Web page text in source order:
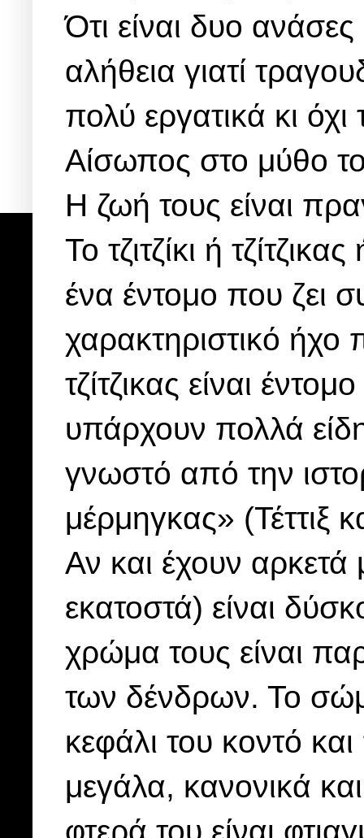
Ότι είναι δυο ανάσες
αλήθεια γιατί
πολύ εργατικά κι
Αίσωπος στο μύθο
Η ζωή τους είναι
Το τζιτζίκι ή
ένα έντομο που ζει
χαρακτηριστικό
τζίτζικας είναι
υπάρχουν πολλά
γνωστό από την
μέρμηγκας» (Τέττιξ
Αν και έχουν αρκετά
εκατοστά) είναι
χρώμα τους είναι
των δένδρων. Το
κεφάλι του κοντό
μεγάλα, κανονικά
φτερά του είναι